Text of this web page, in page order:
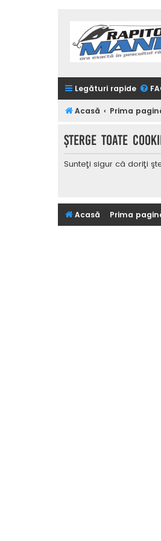
Legături rapide
Acasă Prima
Şterge toate
Sunteţi sigur că doriţi
Acasă Prima